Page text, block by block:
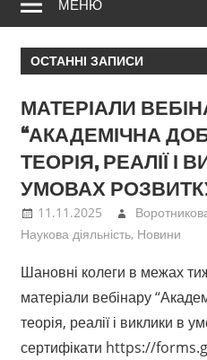
МЕНЮ
ОСТАННІ ЗАПИСИ
МАТЕРІАЛИ
“АКАДЕМІЧНА
ТЕОРІЯ, РЕАЛІЇ І
УМОВАХ
11.11.2025
Наукова діяльність, Новини
Шановні колеги в межах
матеріали вебінару
теорія, реалії і виклики в
сертифікати https://